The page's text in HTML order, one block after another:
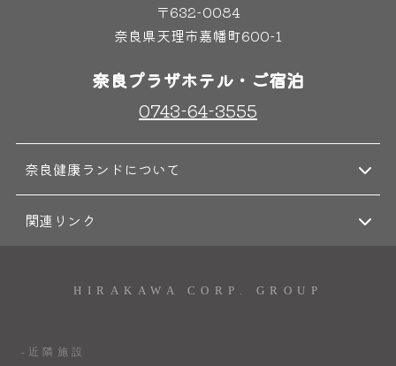
〒632-0084
奈良県天理市嘉幡町600-1
奈良プラザホテル・ご宿泊
0743-64-3555
奈良健康ランドについて
関連リンク
HIRAKAWA CORP. GROUP
-近隣施設